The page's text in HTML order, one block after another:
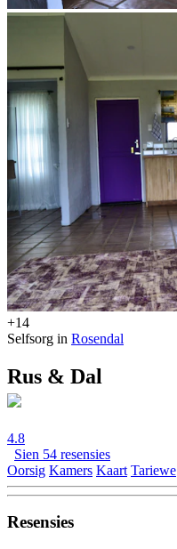
+14
Selfsorg in Rosendal
Rus & Dal
4.8
Sien 54 resensies
Oorsig Kamers Kaart Tariewe
Resensies